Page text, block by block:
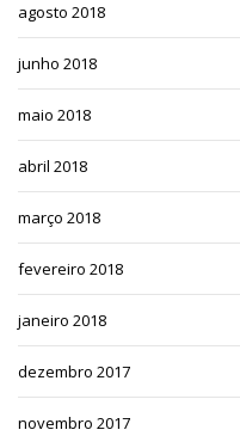
agosto 2018
junho 2018
maio 2018
abril 2018
março 2018
fevereiro 2018
janeiro 2018
dezembro 2017
novembro 2017